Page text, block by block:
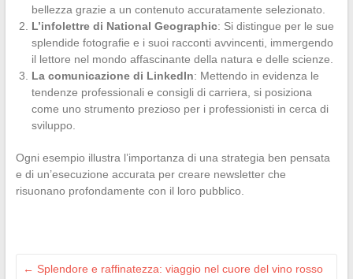
bellezza grazie a un contenuto accuratamente selezionato.
L’infolettre di National Geographic: Si distingue per le sue
splendide fotografie e i suoi racconti avvincenti, immergendo
il lettore nel mondo affascinante della natura e delle scienze.
La comunicazione di LinkedIn: Mettendo in evidenza le
tendenze professionali e consigli di carriera, si posiziona
come uno strumento prezioso per i professionisti in cerca di
sviluppo.
Ogni esempio illustra l’importanza di una strategia ben pensata
e di un’esecuzione accurata per creare newsletter che
risuonano profondamente con il loro pubblico.
← Splendore e raffinatezza: viaggio nel cuore del vino rosso